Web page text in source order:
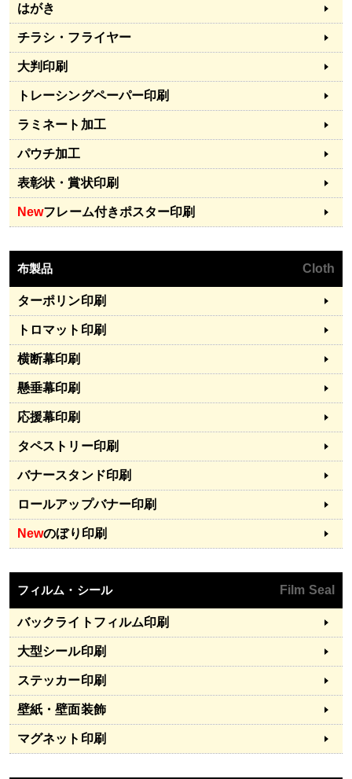
はがき
チラシ・フライヤー
大判印刷
トレーシングペーパー印刷
ラミネート加工
パウチ加工
表彰状・賞状印刷
Newフレーム付きポスター印刷
布製品 Cloth
ターポリン印刷
トロマット印刷
横断幕印刷
懸垂幕印刷
応援幕印刷
タペストリー印刷
バナースタンド印刷
ロールアップバナー印刷
Newのぼり印刷
フィルム・シール Film Seal
バックライトフィルム印刷
大型シール印刷
ステッカー印刷
壁紙・壁面装飾
マグネット印刷